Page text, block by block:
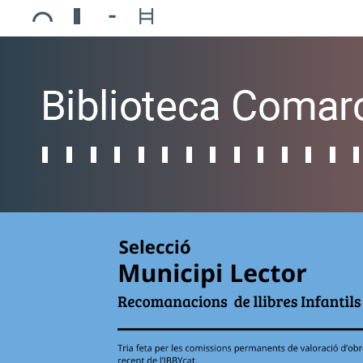
Ajuntament de Mollerussa
Biblioteca Comarcal Jaume Vila
Piscines de Mollerussa